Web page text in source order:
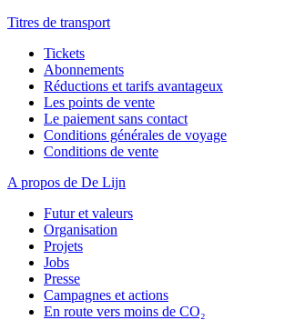
Titres de transport
Tickets
Abonnements
Réductions et tarifs avantageux
Les points de vente
Le paiement sans contact
Conditions générales de voyage
Conditions de vente
A propos de De Lijn
Futur et valeurs
Organisation
Projets
Jobs
Presse
Campagnes et actions
En route vers moins de CO₂